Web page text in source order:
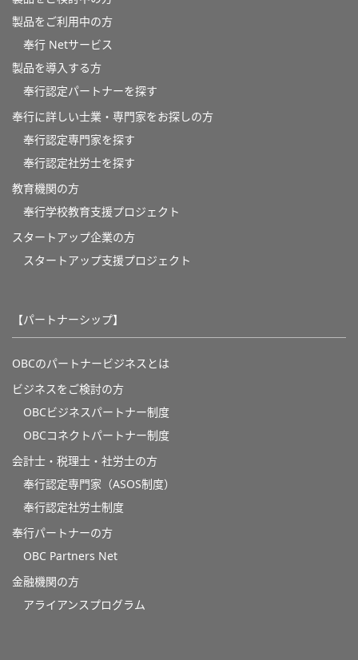
製品をご利用中の方
奉行 Netサービス
製品を導入する方
奉行認定パートナーを探す
奉行に詳しい士業・専門家をお探しの方
奉行認定専門家を探す
奉行認定社労士を探す
教育機関の方
奉⾏学校教育⽀援プロジェクト
スタートアップ企業の方
スタートアップ支援プロジェクト
【パートナーシップ】
OBCのパートナービジネスとは
ビジネスをご検討の方
OBCビジネスパートナー制度
OBCコネクトパートナー制度
会計士・税理士・社労士の方
奉行認定専門家（ASOS制度）
奉行認定社労士制度
奉行パートナーの方
OBC Partners Net
金融機関の方
アライアンスプログラム